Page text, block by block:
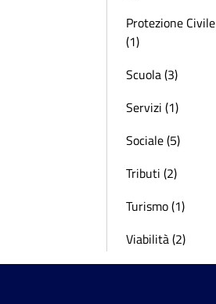
Protezione Civile
(1)
Scuola (3)
Servizi (1)
Sociale (5)
Tributi (2)
Turismo (1)
Viabilità (2)